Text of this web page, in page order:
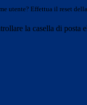
utente? Effettua il reset
la casella di posta